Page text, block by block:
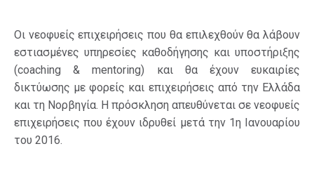
Οι νεοφυείς επιχειρήσεις που θα επιλεχθούν θα λάβουν
εστιασμένες υπηρεσίες καθοδήγησης και υποστήριξης
(coaching & mentoring) και θα έχουν ευκαιρίες
δικτύωσης με φορείς και επιχειρήσεις από την Ελλάδα
και τη Νορβηγία. Η πρόσκληση απευθύνεται σε νεοφυείς
επιχειρήσεις που έχουν ιδρυθεί μετά την 1η Ιανουαρίου
του 2016.